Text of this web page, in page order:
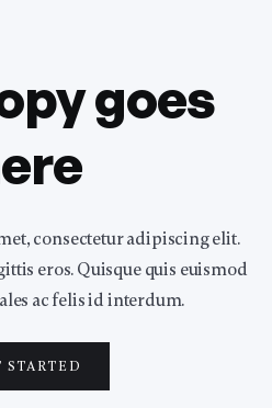
goes
consectetur adipiscing elit.
eros. Quisque quis euismod
ac felis id interdum.
STARTED